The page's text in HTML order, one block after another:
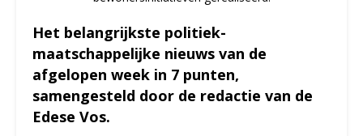
Het belangrijkste politiek-
maatschappelijke nieuws van de
afgelopen week in 7 punten,
samengesteld door de redactie van de
Edese Vos.